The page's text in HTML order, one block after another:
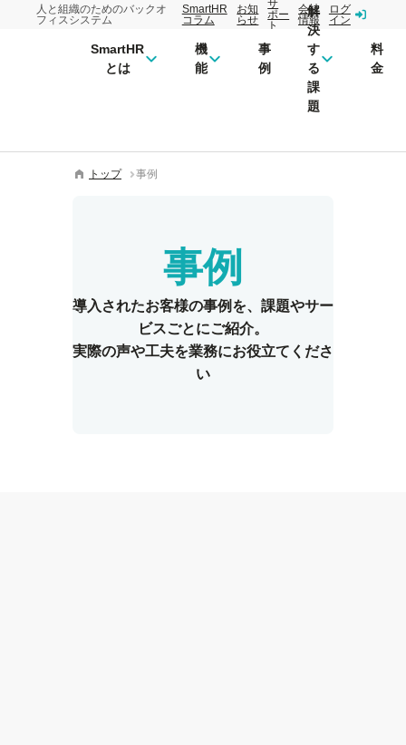
人と組織のためのバックオ
フィスシステム
SmartHR
コラム
お知
らせ
サ
ポー
ト
会社
情報
ログ
イン
SmartHR
とは
機
能
事
例
解
決
す
る
課
題
料
金
トップ 事例
事例
導入されたお客様の事例を、 課題やサー
ビスごとにご紹介。
実際の声や工夫を業務にお役立てくださ
い